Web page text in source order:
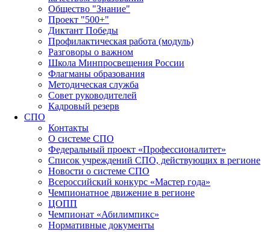
Общество "Знание"
Проект "500+"
Диктант Победы
Профилактическая работа (модуль)
Разговоры о важном
Школа Минпросвещения России
Флагманы образования
Методическая служба
Совет руководителей
Кадровый резерв
СПО
Контакты
О системе СПО
Федеральный проект «Профессионалитет»
Список учреждений СПО, действующих в регионе
Новости о системе СПО
Всероссийский конкурс «Мастер года»
Чемпионатное движение в регионе
ЦОПП
Чемпионат «Абилимпикс»
Нормативные документы